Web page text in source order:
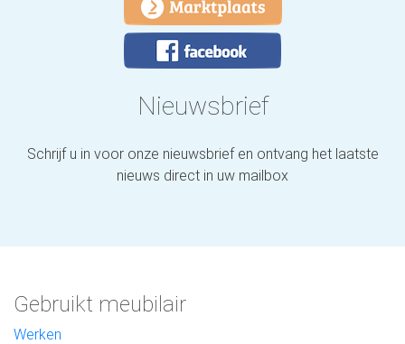
Nieuwsbrief
Schrijf u in voor onze nieuwsbrief en ontvang het laatste
nieuws direct in uw mailbox
Gebruikt meubilair
Werken